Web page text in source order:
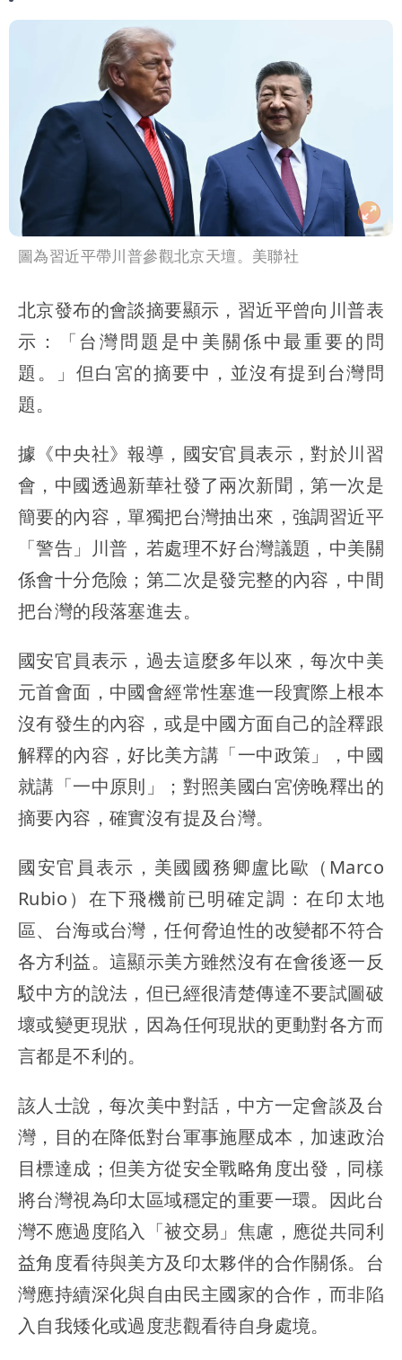
雨這時才變小
五月天冠佑20歲女兒「遭AI假造不雅影
像」 憤怒發聲：已截圖
最新風雨預測！今天「9地區」達停班課
標準
姜厚任自爆「和女友前夫是好友」 駁斥
小三傳言：你在講三小？
圖為習近平帶川普參觀北京天壇。美聯社
北京發布的會談摘要顯示，習近平曾向川普表
示：「台灣問題是中美關係中最重要的問
題。」但白宮的摘要中，並沒有提到台灣問
題。
據《中央社》報導，國安官員表示，對於川習
會，中國透過新華社發了兩次新聞，第一次是
簡要的內容，單獨把台灣抽出來，強調習近平
「警告」川普，若處理不好台灣議題，中美關
係會十分危險；第二次是發完整的內容，中間
把台灣的段落塞進去。
國安官員表示，過去這麼多年以來，每次中美
元首會面，中國會經常性塞進一段實際上根本
沒有發生的內容，或是中國方面自己的詮釋跟
解釋的內容，好比美方講「一中政策」，中國
就講「一中原則」；對照美國白宮傍晚釋出的
摘要內容，確實沒有提及台灣。
國安官員表示，美國國務卿盧比歐（Marco
Rubio）在下飛機前已明確定調：在印太地
區、台海或台灣，任何脅迫性的改變都不符合
各方利益。這顯示美方雖然沒有在會後逐一反
駁中方的說法，但已經很清楚傳達不要試圖破
壞或變更現狀，因為任何現狀的更動對各方而
言都是不利的。
該人士說，每次美中對話，中方一定會談及台
灣，目的在降低對台軍事施壓成本，加速政治
目標達成；但美方從安全戰略角度出發，同樣
將台灣視為印太區域穩定的重要一環。因此台
灣不應過度陷入「被交易」焦慮，應從共同利
益角度看待與美方及印太夥伴的合作關係。台
灣應持續深化與自由民主國家的合作，而非陷
入自我矮化或過度悲觀看待自身處境。